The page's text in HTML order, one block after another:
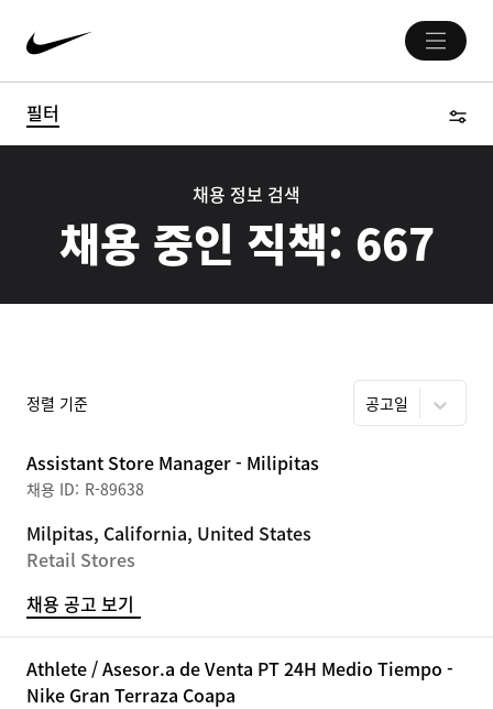
필터
채용 정보 검색
채용 중인 직책: 667
정렬 기준 공고일
Assistant Store Manager - Milipitas
R-89638
Milpitas, California, United States
Retail Stores
채용 공고 보기
Athlete / Asesor.a de Venta PT 24H Medio Tiempo -
Nike Gran Terraza Coapa